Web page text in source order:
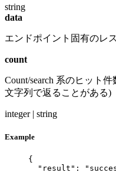
string
data
エンドポイント固有のレ
count
Count/search 系のヒット
文字列で返ることがある)
integer | string
Example
{
"result" : "